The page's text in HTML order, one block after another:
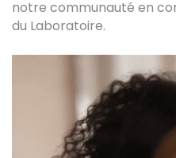
notre communauté en
du Laboratoire.